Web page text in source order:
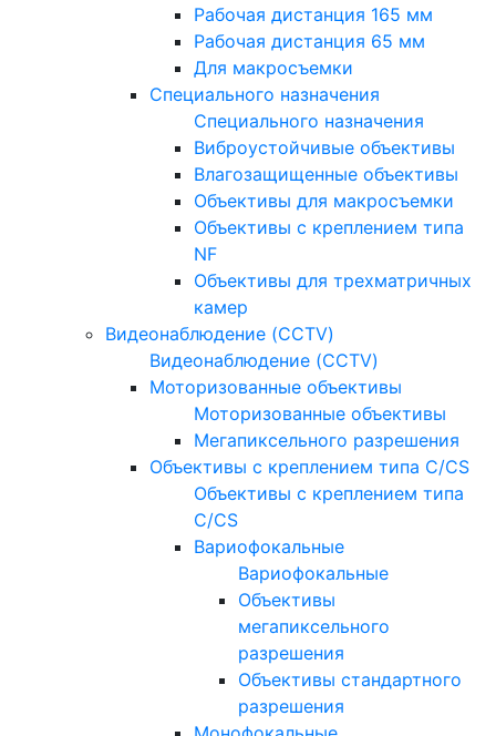
Рабочая дистанция 165 мм
Рабочая дистанция 65 мм
Для макросъемки
Специального назначения
Специального назначения
Виброустойчивые объективы
Влагозащищенные объективы
Объективы для макросъемки
Объективы с креплением типа
NF
Объективы для трехматричных
камер
Видеонаблюдение (CCTV)
Видеонаблюдение (CCTV)
Моторизованные объективы
Моторизованные объективы
Мегапиксельного разрешения
Объективы с креплением типа C/CS
Объективы с креплением типа
C/CS
Вариофокальные
Вариофокальные
Объективы
мегапиксельного
разрешения
Объективы стандартного
разрешения